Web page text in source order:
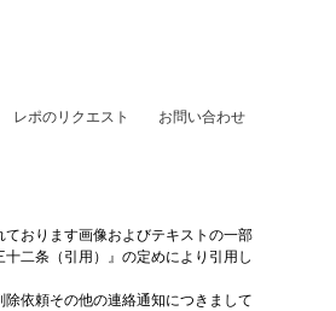
レポのリクエスト お問い合わせ
ております画像およびテキストの一部
二条（引用）』の定めにより引用し
除依頼その他の連絡通知につきまして